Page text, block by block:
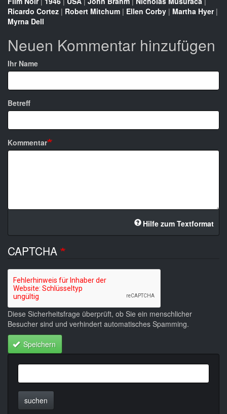
Ricardo Cortez | Robert Mitchum | Ellen Corby | Martha Hyer|
Myrna Dell
Neuen Kommentar hinzufügen
Ihr Name
Betreff
Kommentar
Hilfe zum Textformat
CAPTCHA
Diese Sicherheitsfrage überprüft, ob Sie ein menschlicher
Besucher sind und verhindert automatisches Spamming.
Speichern
suchen